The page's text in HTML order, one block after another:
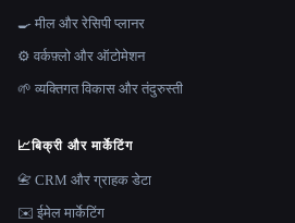
🍳 मील और रेसिपी प्लानर
⚙️ वर्कफ़्लो और ऑटोमेशन
🌱 व्यक्तिगत विकास और तंदुरुस्ती
📈बिक्री और मार्केटिंग
📇 CRM और ग्राहक डेटा
✉️ ईमेल मार्केटिंग